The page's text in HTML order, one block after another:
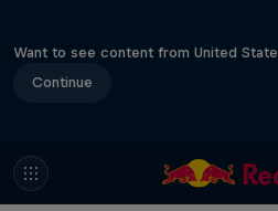
Want to see content from United
Continue
The Break